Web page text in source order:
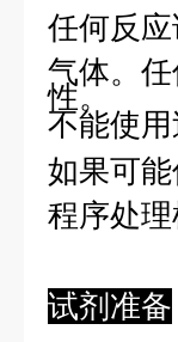
任何反
气体。
性。
不能使用
如果可
程序处理
试剂准备